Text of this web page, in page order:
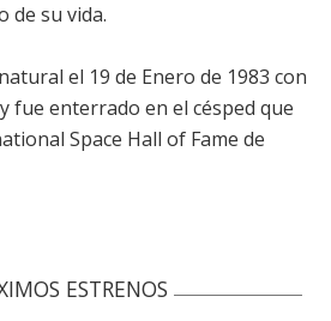
de su vida.
el 19 de Enero de 1983 con
fue enterrado en el césped que
Space Hall of Fame de
ESTRENOS